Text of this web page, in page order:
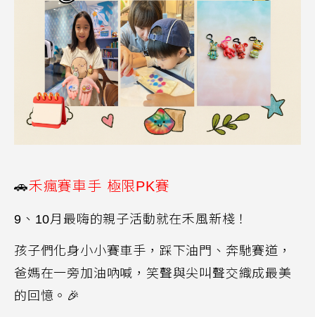
🚗禾瘋賽車手 極限PK賽
9 、 10月最嗨的親子活動就在禾風新棧！
孩子們化身小小賽車手，踩下油門、奔馳賽道，
爸媽在一旁加油吶喊，笑聲與尖叫聲交織成最美
的回憶。 🎉